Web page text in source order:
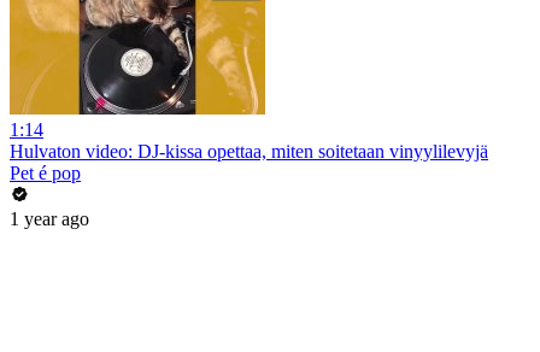
1:14
Hulvaton video: DJ-kissa opettaa, miten soitetaan vinyylilevyjä
Pet é pop
1 year ago